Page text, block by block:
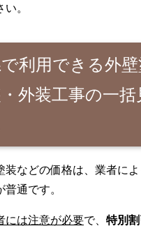
。
利用できる外
外装工事の一括
装などの価格は、業者によ
通です。
には注意が必要で、 特別割